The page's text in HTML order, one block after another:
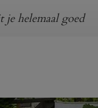
je helemaal goed